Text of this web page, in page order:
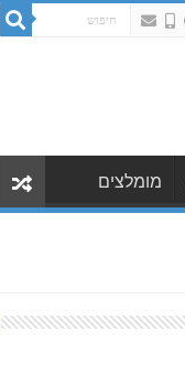
מומלצים